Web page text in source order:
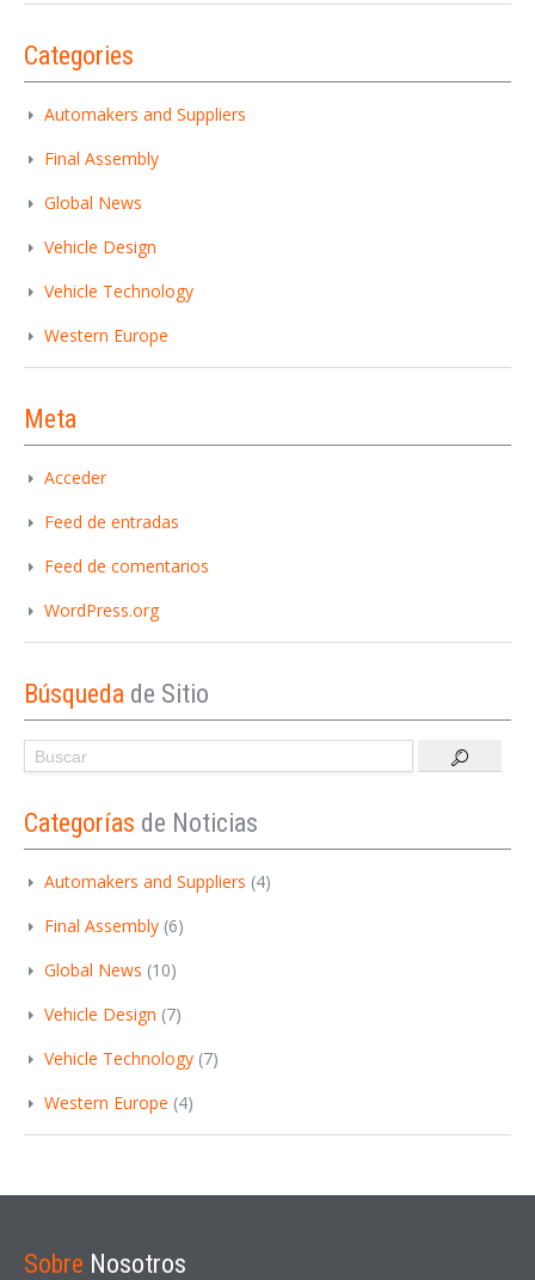
¿Ha olvidado la contraseña?
Categories
Automakers and Suppliers
Final Assembly
Global News
Vehicle Design
Vehicle Technology
Western Europe
Meta
Acceder
Feed de entradas
Feed de comentarios
WordPress.org
Búsqueda de Sitio
Categorías de Noticias
Automakers and Suppliers (4)
Final Assembly (6)
Global News (10)
Vehicle Design (7)
Vehicle Technology (7)
Western Europe (4)
Sobre Nosotros